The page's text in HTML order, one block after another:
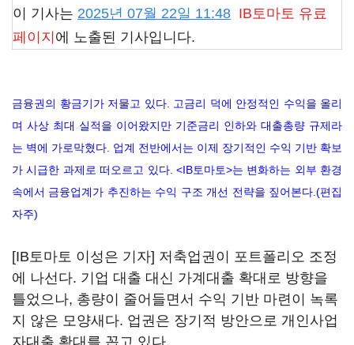
이 기사는 2025년 07월 22일 11:48 IB토마토 유료
페이지 에 노출된 기사입니다.
금융권의 황금기가 저물고 있다. 고금리 덕에 안정적인 수익을 올리
며 사상 최대 실적을 이어왔지만 기준금리 인하와 대출총량 규제라
는 벽에 가로막혔다. 업계 전반에서는 이제 장기적인 수익 기반 확보
가 시급한 과제로 떠오르고 있다. <IB토마토>는 변화하는 외부 환경
속에서 금융업계가 추진하는 수익 구조 개선 전략을 짚어본다.(편집
자주)
[IB토마토 이성은 기자] 저축업권이 포트폴리오 조정
에 나선다. 기업 대출 대신 가계대출 확대로 방향을
틀었으나, 총량이 줄어들면서 수익 기반 마련이 녹록
지 않은 모양새다. 업권은 장기적 방안으로 개인사업
자대출 확대를 꼽고 있다.